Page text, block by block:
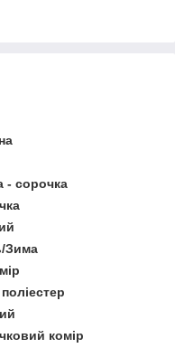
- сорочка
Зима
комір